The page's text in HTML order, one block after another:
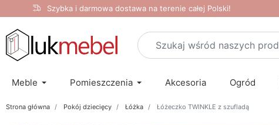
Szybka i darmowa dostawa na terenie całej Polski!
Meble Pomieszczenia Akcesoria Ogród
Strona główna Pokój dziecięcy Łóżka Łóżeczko TWINKLE z szufladą